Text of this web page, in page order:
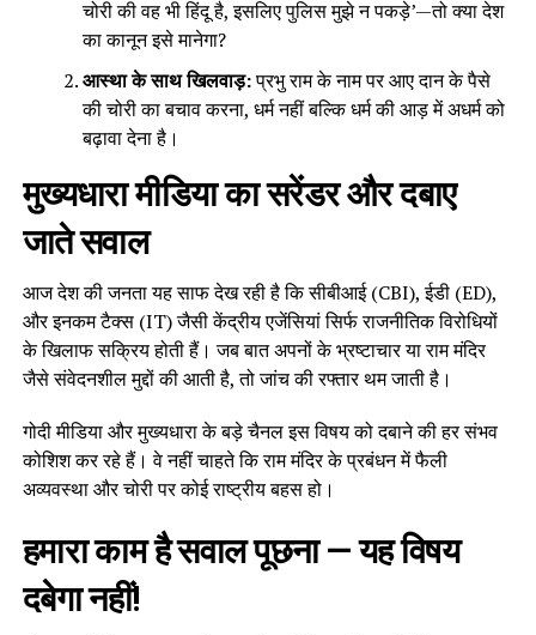
चोरी की वह भी हिंदू है, इसलिए पुलिस मुझे न पकड़े’—तो क्या देश
का कानून इसे मानेगा?
आस्था के साथ खिलवाड़:प्रभु राम के नाम पर आए दान के पैसे
की चोरी का बचाव करना, धर्म नहीं बल्कि धर्म की आड़ में अधर्म को
बढ़ावा देना है।
मुख्यधारा मीडिया का सरेंडर और दबाए
जाते सवाल
आज देश की जनता यह साफ देख रही है कि सीबीआई (CBI), ईडी (ED),
और इनकम टैक्स (IT) जैसी केंद्रीय एजेंसियां सिर्फ राजनीतिक विरोधियों
के खिलाफ सक्रिय होती हैं। जब बात अपनों के भ्रष्टाचार या राम मंदिर
जैसे संवेदनशील मुद्दों की आती है, तो जांच की रफ्तार थम जाती है।
गोदी मीडिया और मुख्यधारा के बड़े चैनल इस विषय को दबाने की हर संभव
कोशिश कर रहे हैं। वे नहीं चाहते कि राम मंदिर के प्रबंधन में फैली
अव्यवस्था और चोरी पर कोई राष्ट्रीय बहस हो।
हमारा काम है सवाल पूछना — यह विषय
दबेगा नहीं!